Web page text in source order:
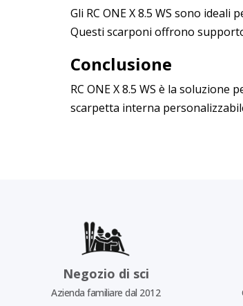
Gli RC ONE X 8.5 WS sono
Questi scarponi offrono
Conclusione
RC ONE X 8.5 WS è la
scarpetta interna
Negozio di sci
Azienda familiare dal 2012